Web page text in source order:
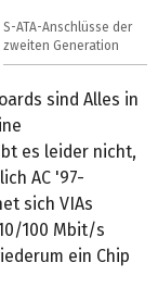
S-ATA-Anschlüsse der
zweiten Generation
sind Alles in
es leider nicht,
AC '97-
sich VIAs
100 Mbit/s
ein Chip